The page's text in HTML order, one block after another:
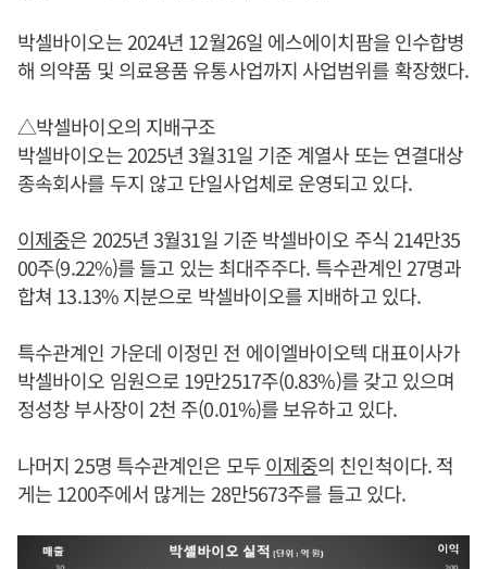
박셀바이오는 2024년 12월26일 에스에이치팜을 인수합병
해 의약품 및 의료용품 유통사업까지 사업범위를 확장했다.
△박셀바이오의 지배구조
박셀바이오는 2025년 3월31일 기준 계열사 또는 연결대상
종속회사를 두지 않고 단일사업체로 운영되고 있다.
이제중은 2025년 3월31일 기준 박셀바이오 주식 214만35
00주(9.22%)를 들고 있는 최대주주다. 특수관계인 27명과
합쳐 13.13% 지분으로 박셀바이오를 지배하고 있다.
특수관계인 가운데 이정민 전 에이엘바이오텍 대표이사가
박셀바이오 임원으로 19만2517주(0.83%)를 갖고 있으며
정성창 부사장이 2천 주(0.01%)를 보유하고 있다.
나머지 25명 특수관계인은 모두이제중의 친인척이다. 적
게는 1200주에서 많게는 28만5673주를 들고 있다.